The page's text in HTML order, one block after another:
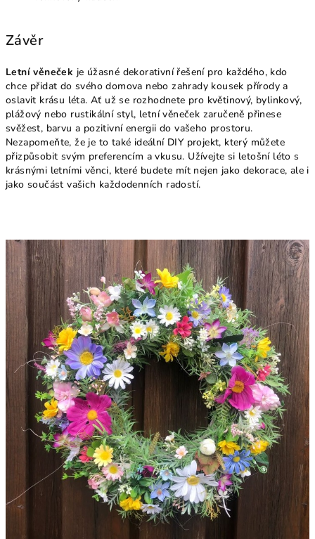
Závěr
Letní věneček je úžasné dekorativní řešení pro každého, kdo
chce přidat do svého domova nebo zahrady kousek přírody a
oslavit krásu léta. Ať už se rozhodnete pro květinový, bylinkový,
plážový nebo rustikální styl, letní věneček zaručeně přinese
svěžest, barvu a pozitivní energii do vašeho prostoru.
Nezapomeňte, že je to také ideální DIY projekt, který můžete
přizpůsobit svým preferencím a vkusu. Užívejte si letošní léto s
krásnými letními věnci, které budete mít nejen jako dekorace, ale i
jako součást vašich každodenních radostí.